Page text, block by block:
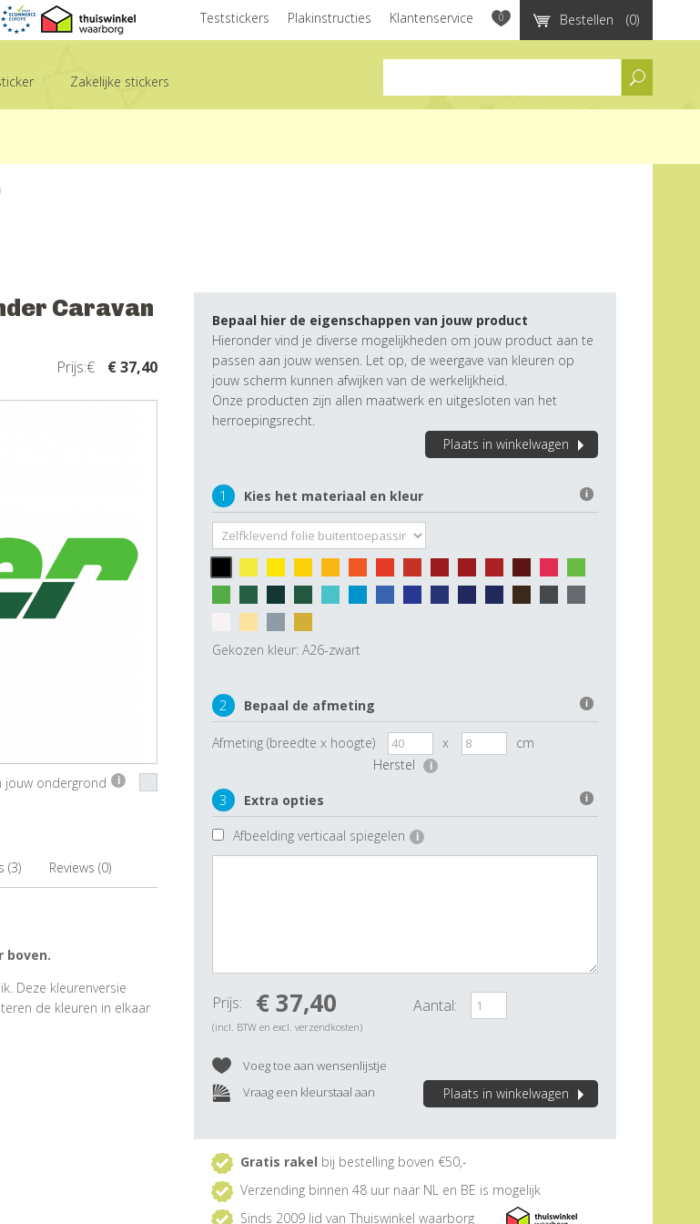
Bestellen (0)
Teststickers Plakinstructies Klantenservice 0
Zakelijke stickers
Caravan
Prijs:€ € 37,40
jouw ondergrond i
(3) Reviews (0)
boven.
Deze kleurenversie
de kleuren in elkaar
Bepaal hier de eigenschappen van jouw product
Hieronder vind je diverse mogelijkheden om jouw product aan te
passen aan jouw wensen. Let op, de weergave van kleuren op
jouw scherm kunnen afwijken van de werkelijkheid.
Onze producten zijn allen maatwerk en uitgesloten van het
herroepingsrecht.
Plaats in winkelwagen
1 Kies het materiaal en kleur i
Gekozen kleur: A26-zwart
2 Bepaal de afmeting i
Afmeting (breedte x hoogte) x
cm
Herstel
i
3 Extra opties i
Afbeelding verticaal spiegelen i
Plaats in winkelwagen
Prijs: € 37,40
(incl. BTW en excl. verzendkosten)
Aantal:
Voeg toe aan wensenlijstje
Vraag een kleurstaal aan
Gratis rakel bij bestelling boven €50,-
Verzending binnen 48 uur naar NL en BE is mogelijk
Sinds 2009 lid van Thuiswinkel waarborg